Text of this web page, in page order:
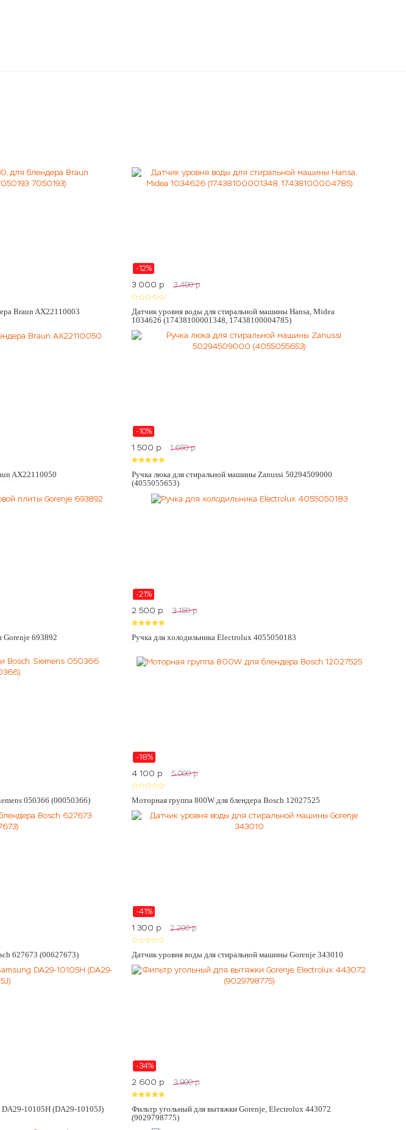
Braun AX22110003
-12%
3 000 p 3 400 p
Датчик уровня воды для стиральной машины Hansa, Midea
1034626 (17438100001348, 17438100004785)
AX22110050
-10%
1 500 p 1 650 p
Ручка люка для стиральной машины Zanussi 50294509000
(4055055653)
Gorenje 693892
-21%
2 500 p 3 150 p
Ручка для холодильника Electrolux 4055050183
050366 (00050366)
-18%
4 100 p 5 000 p
Моторная группа 800W для блендера Bosch 12027525
627673 (00627673)
-41%
1 300 p 2 200 p
Датчик уровня воды для стиральной машины Gorenje 343010
DA29-10105H (DA29-10105J)
-34%
2 600 p 3 900 p
Фильтр угольный для вытяжки Gorenje, Electrolux 443072
(9029798775)